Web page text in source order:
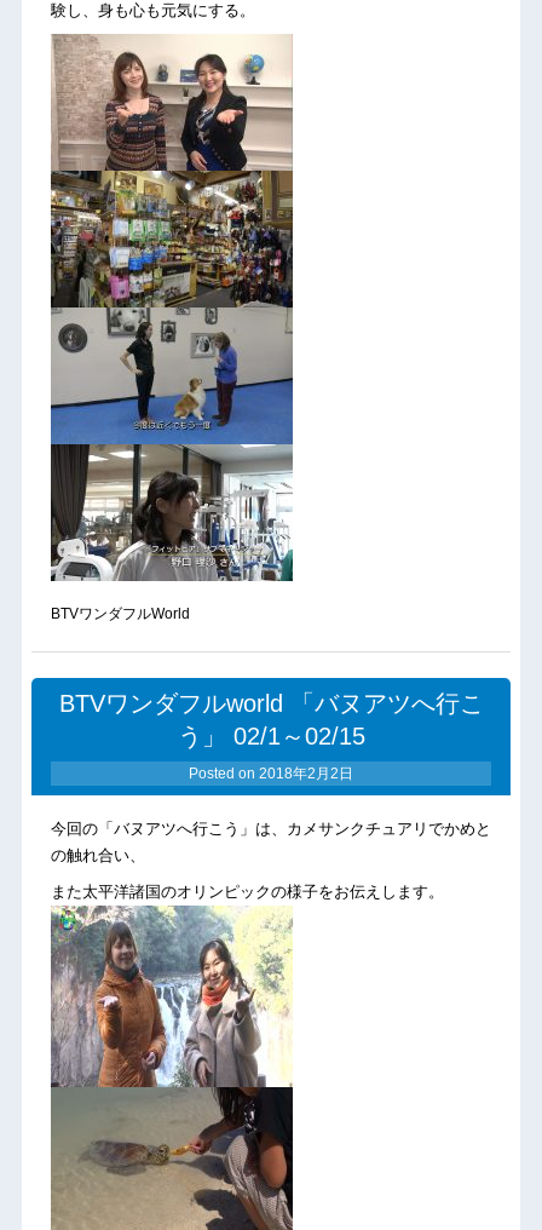
験し、身も心も元気にする。
BTVワンダフルWorld
BTVワンダフルworld 「バヌアツへ行こ
う」 02/1～02/15
Posted on 2018年2月2日
今回の「バヌアツへ行こう」は、カメサンクチュアリでかめと
の触れ合い、
また太平洋諸国のオリンピックの様子をお伝えします。